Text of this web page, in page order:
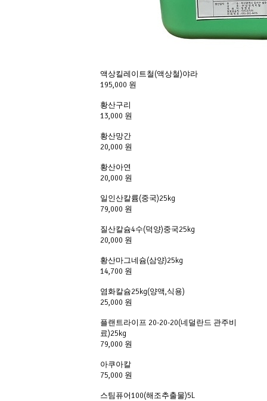
액상킬레이트철(액상철)야라
195,000 원
황산구리
13,000 원
황산망간
20,000 원
황산아연
20,000 원
일인산칼륨(중국)25kg
79,000 원
질산칼슘4수(덕양)중국25kg
20,000 원
황산마그네슘(삼양)25kg
14,700 원
염화칼슘25kg(양액,식용)
25,000 원
플랜트라이프 20-20-20(네덜란드 관주비
료)25kg
79,000 원
아쿠아칼
75,000 원
스팀퓨어100(해조추출물)5L